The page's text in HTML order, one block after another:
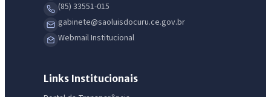
(85) 33551-015
gabinete@saoluisdocuru.ce.gov.br
Webmail Institucional
Links Institucionais
IntGest AI
Assistente do Portal
licitações, estrutura ou transparência do município.